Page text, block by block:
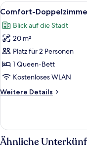
Alle
Fotos
für
Comfort-
Doppelzimmer
anzeigen
2
Comfort-
Blick auf die Stadt
20 m²
Platz für 2 Personen
1 Queen-Bett
Kostenloses WLAN
Weitere Details
Weitere
Doppelzimmer
Ähnliche